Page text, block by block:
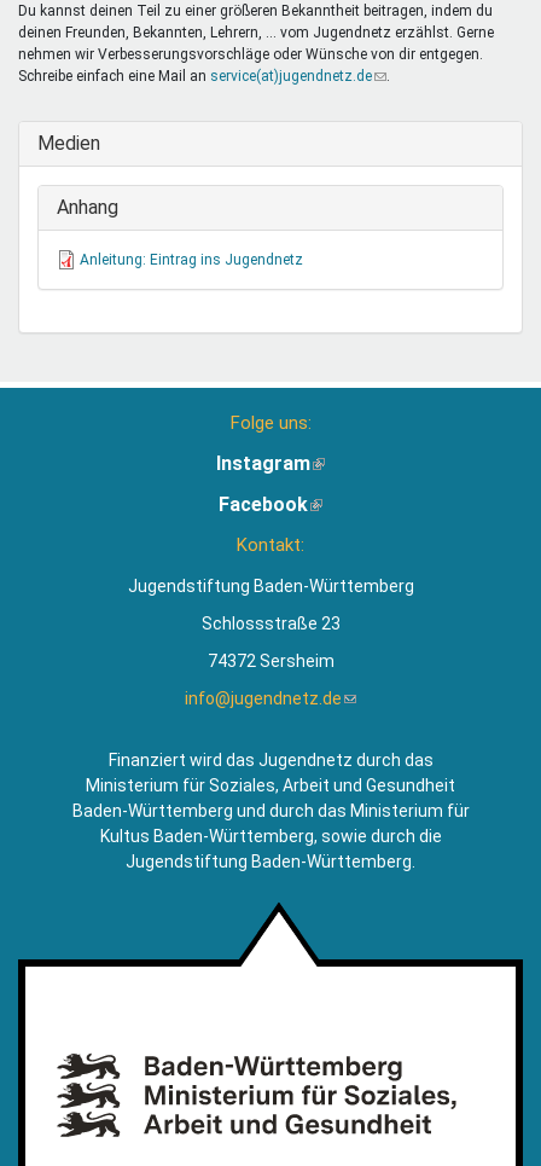
Du kannst deinen Teil zu einer größeren Bekanntheit beitragen, indem du
deinen Freunden, Bekannten, Lehrern, ... vom Jugendnetz erzählst. Gerne
nehmen wir Verbesserungsvorschläge oder Wünsche von dir entgegen.
Schreibe einfach eine Mail an service(at)jugendnetz.de(Link
E-
Medien
Anhang
Anleitung: Eintrag ins Jugendnetz
Folge uns:
Instagram(Link
extern)
Facebook(Link
Kontakt:
Jugendstiftung Baden-Württemberg
Schlossstraße 23
74372 Sersheim
info@jugendnetz.de(Link
Mail)
Finanziert wird das Jugendnetz durch das
Ministerium für Soziales, Arbeit und Gesundheit
Baden-Württemberg und durch das Ministerium für
Kultus Baden-Württemberg, sowie durch die
Jugendstiftung Baden-Württemberg.